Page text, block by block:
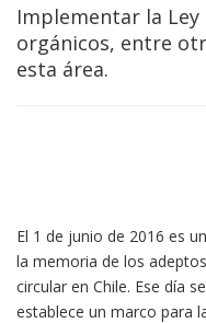
Implementar la Ley
orgánicos, entre
esta área.
El 1 de junio de 2016 es
la memoria de los
circular en Chile. Ese día
establece un marco para